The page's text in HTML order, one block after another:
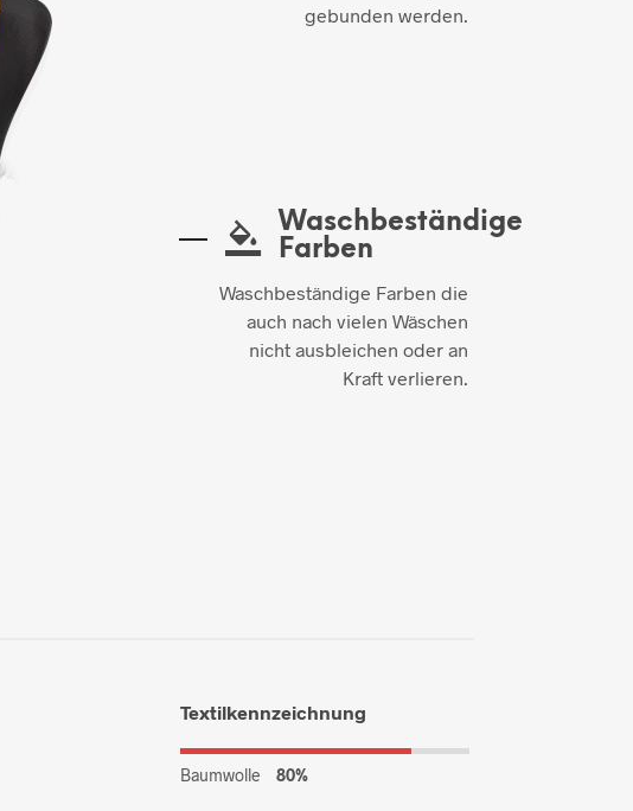
gebunden werden.
Waschbeständige
Farben
Waschbeständige Farben die
auch nach vielen Wäschen
nicht ausbleichen oder an
Kraft verlieren.
Textilkennzeichnung
Baumwolle 80%